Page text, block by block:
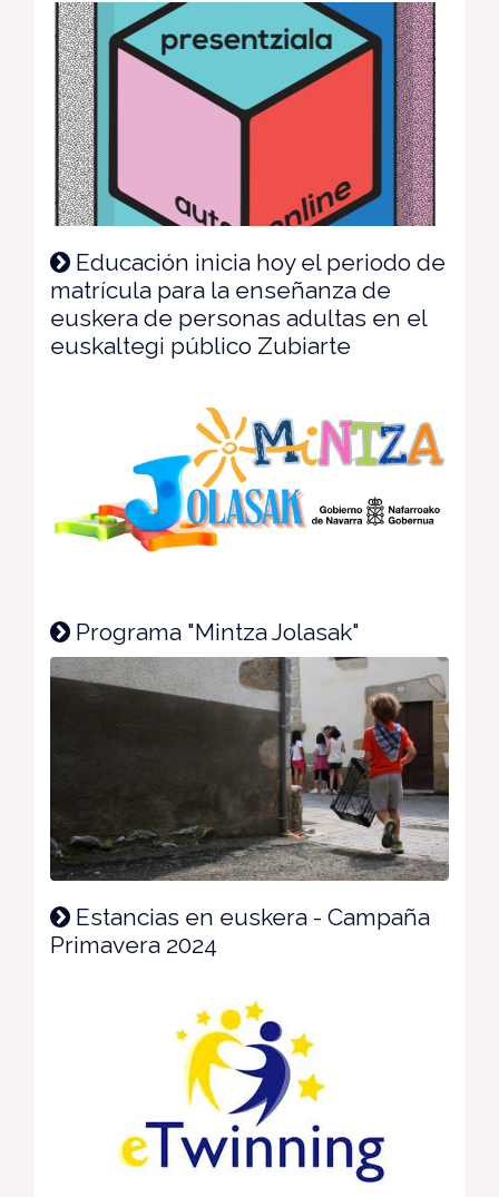
Educación inicia hoy el periodo de
matrícula para la enseñanza de
euskera de personas adultas en el
euskaltegi público Zubiarte
Programa "Mintza Jolasak"
Estancias en euskera - Campaña
Primavera 2024